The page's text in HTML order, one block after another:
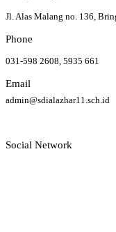
Jl. Alas Malang no. 136,
Phone
031-598 2608, 5935 661
Email
admin@sdialazhar11.sch.id
Social Network